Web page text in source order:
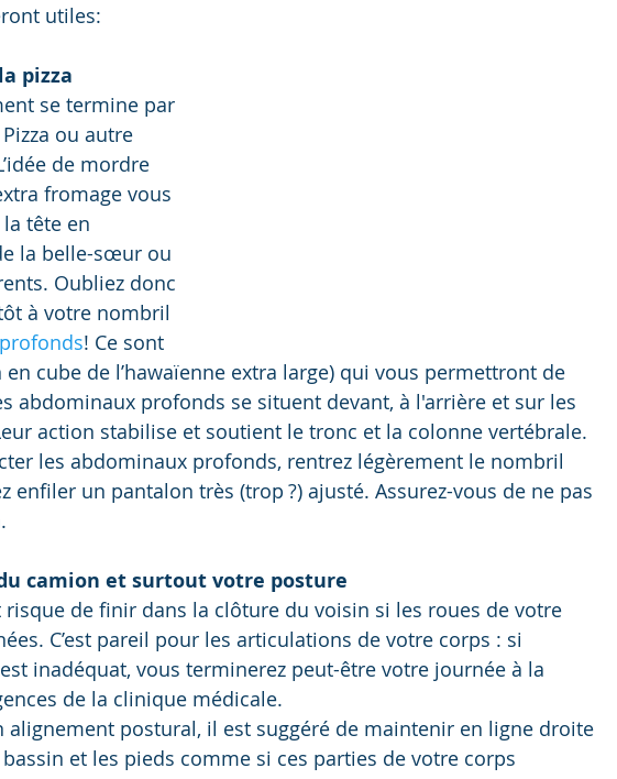
utiles:
pizza
se termine par
ou autre
de mordre
fromage vous
tête en
la belle-sœur ou
Oubliez donc
à votre nombril
! Ce sont
cube de l’hawaïenne extra large) qui vous permettront de
abdominaux profonds se situent devant, à l'arrière et sur les
action stabilise et soutient le tronc et la colonne vertébrale.
les abdominaux profonds, rentrez légèrement le nombril
enfiler un pantalon très (trop ?) ajusté. Assurez-vous de ne pas
camion et surtout votre posture
de finir dans la clôture du voisin si les roues de votre
C’est pareil pour les articulations de votre corps : si
inadéquat, vous terminerez peut-être votre journée à la
de la clinique médicale.
alignement postural, il est suggéré de maintenir en ligne droite
et les pieds comme si ces parties de votre corps